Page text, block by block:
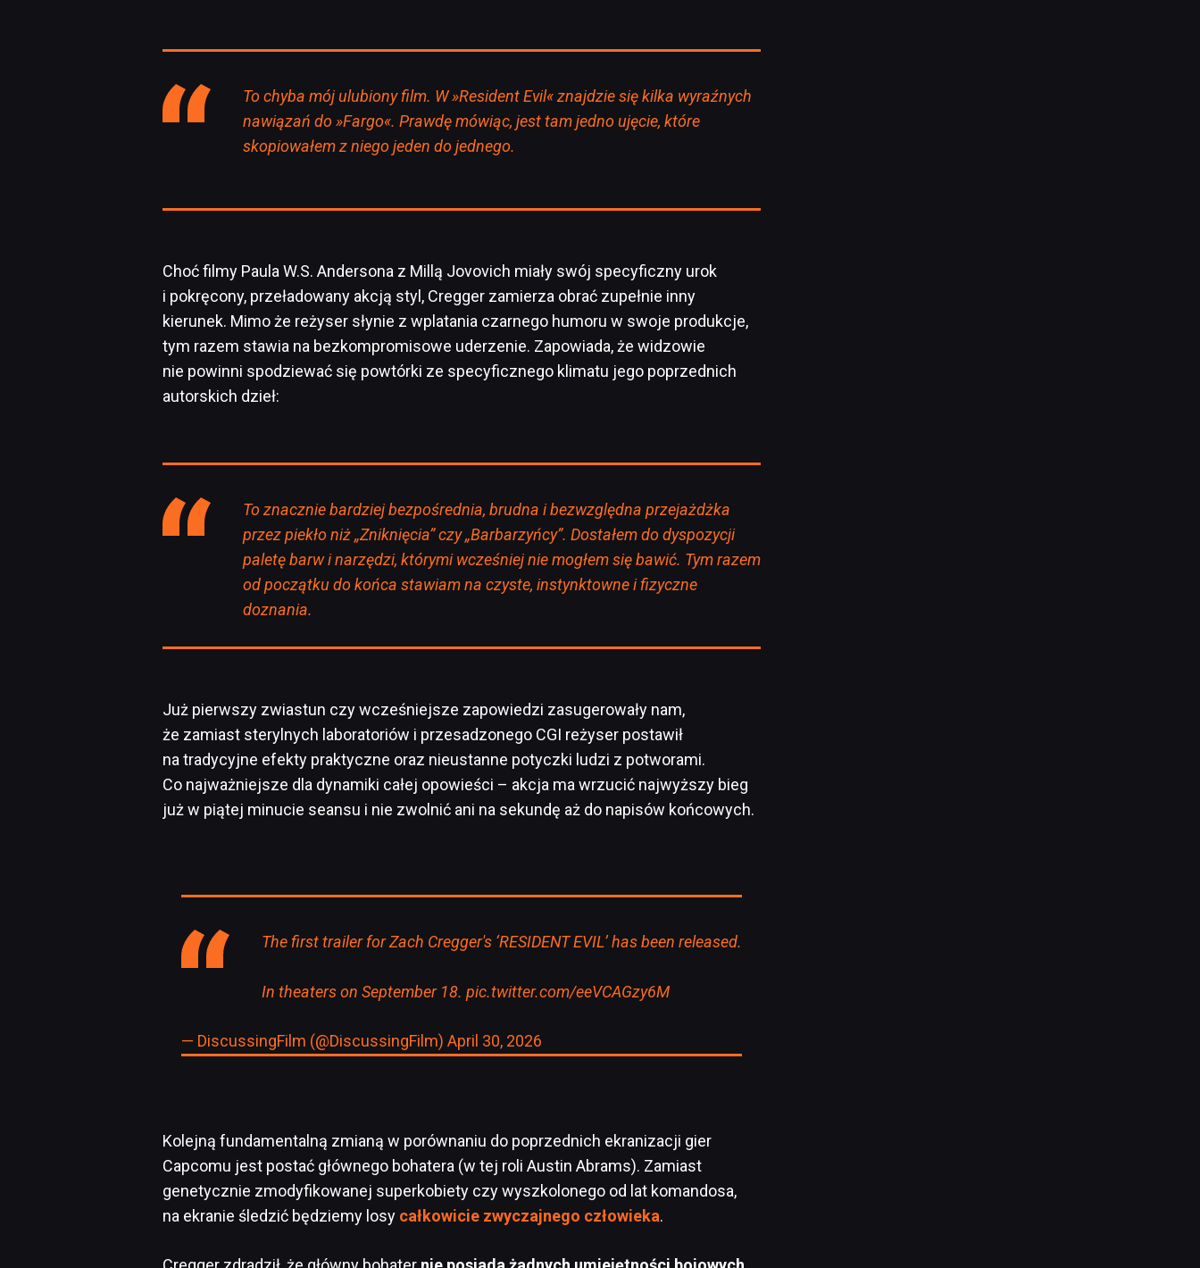
To chyba mój ulubiony film. W »Resident Evil« znajdzie się kilka wyraźnych
nawiązań do »Fargo«. Prawdę mówiąc, jest tam jedno ujęcie, które
skopiowałem z niego jeden do jednego.
Choć filmy Paula W.S. Andersona z Millą Jovovich miały swój specyficzny urok
i pokręcony, przeładowany akcją styl, Cregger zamierza obrać zupełnie inny
kierunek. Mimo że reżyser słynie z wplatania czarnego humoru w swoje produkcje,
tym razem stawia na bezkompromisowe uderzenie. Zapowiada, że widzowie
nie powinni spodziewać się powtórki ze specyficznego klimatu jego poprzednich
autorskich dzieł:
To znacznie bardziej bezpośrednia, brudna i bezwzględna przejażdżka
przez piekło niż „Zniknięcia” czy „Barbarzyńcy”. Dostałem do dyspozycji
paletę barw i narzędzi, którymi wcześniej nie mogłem się bawić. Tym razem
od początku do końca stawiam na czyste, instynktowne i fizyczne
doznania.
Już pierwszy zwiastun czy wcześniejsze zapowiedzi zasugerowały nam,
że zamiast sterylnych laboratoriów i przesadzonego CGI reżyser postawił
na tradycyjne efekty praktyczne oraz nieustanne potyczki ludzi z potworami.
Co najważniejsze dla dynamiki całej opowieści – akcja ma wrzucić najwyższy bieg
już w piątej minucie seansu i nie zwolnić ani na sekundę aż do napisów końcowych.
The first trailer for Zach Cregger's ‘RESIDENT EVIL’ has been released.
In theaters on September 18. pic.twitter.com/eeVCAGzy6M
— DiscussingFilm (@DiscussingFilm) April 30, 2026
Kolejną fundamentalną zmianą w porównaniu do poprzednich ekranizacji gier
Capcomu jest postać głównego bohatera (w tej roli Austin Abrams). Zamiast
genetycznie zmodyfikowanej superkobiety czy wyszkolonego od lat komandosa,
na ekranie śledzić będziemy losy całkowicie zwyczajnego człowieka.